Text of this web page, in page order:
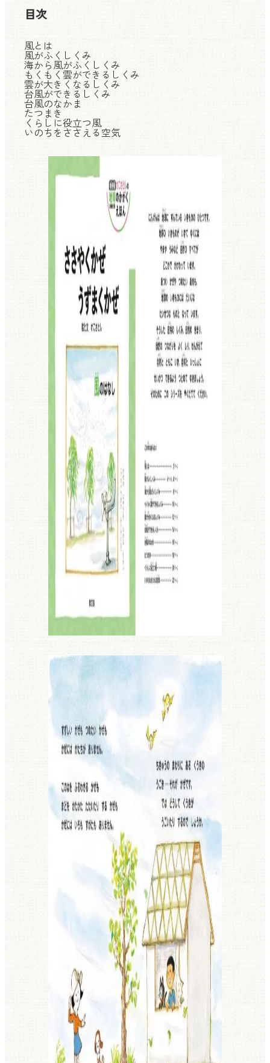
目次
風とは
風がふくしくみ
海から風がふくしくみ
もくもく雲ができるしくみ
雲が大きくなるしくみ
台風ができるしくみ
台風のなかま
たつまき
くらしに役立つ風
いのちをささえる空気